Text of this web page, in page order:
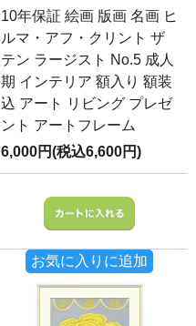
10年保証 絵画 版画 名画 ヒ
ルマ・アフ・クリント ザ
テン ラージスト No.5 成人
期 インテリア 額入り 額装
込 アート リビング プレゼ
ント アートフレーム
6,000円(税込6,600円)
お気に入りに追加